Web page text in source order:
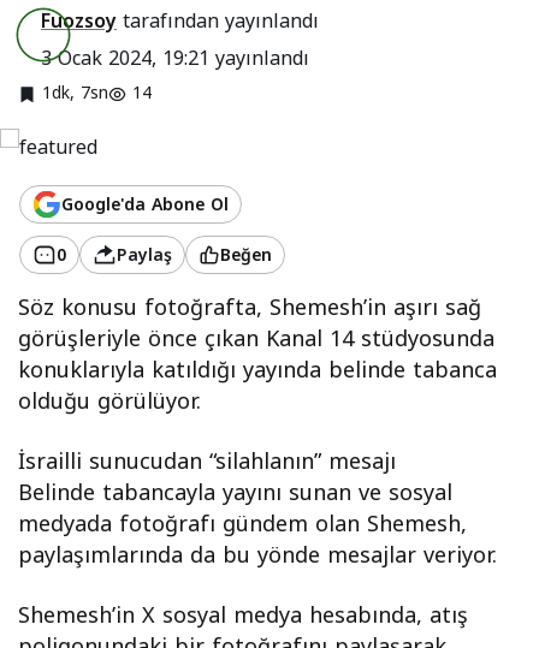
Fuozsoytarafından yayınlandı
3 Ocak 2024, 19:21 yayınlandı
1dk, 7sn 14
Google'da Abone Ol
0
Paylaş Beğen
Söz konusu fotoğrafta, Shemesh’in aşırı sağ
görüşleriyle önce çıkan Kanal 14 stüdyosunda
konuklarıyla katıldığı yayında belinde tabanca
olduğu görülüyor.
İsrailli sunucudan “silahlanın” mesajı
Belinde tabancayla yayını sunan ve sosyal
medyada fotoğrafı gündem olan Shemesh,
paylaşımlarında da bu yönde mesajlar veriyor.
Shemesh’in X sosyal medya hesabında, atış